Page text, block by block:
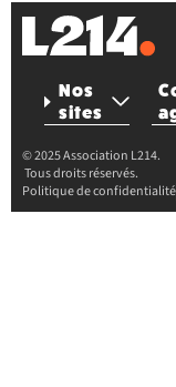
Nos
sites
© 2025 Association L214.
Tous droits réservés.
Politique de confidentialité